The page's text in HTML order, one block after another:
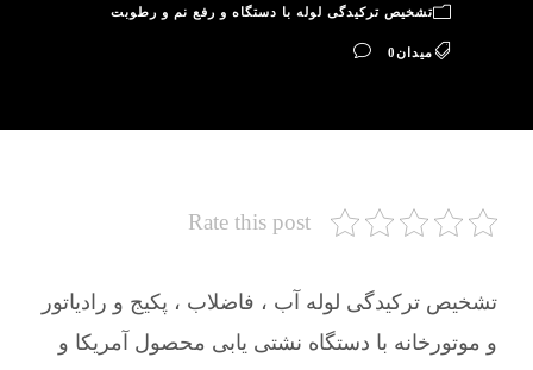
تشخیص ترکیدگی لوله با دستگاه و رفع نم و رطوبت
میدان0
Rate this post
تشخیص ترکیدگی لوله آب ، فاضلاب ، پکیج و رادیاتور
و موتورخانه با دستگاه نشتی یابی محصول آمریکا و